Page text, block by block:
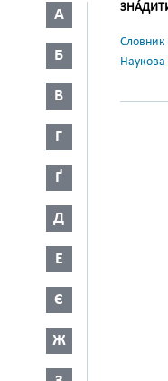
А
Б
В
Г
Ґ
Д
Е
Є
Ж
Словник